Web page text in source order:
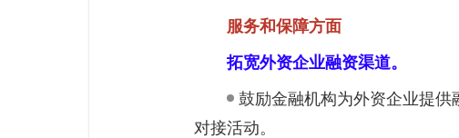
服务和保障方面
拓宽外资企业融资渠道。
鼓励金融机构为外资企业提
对接活动。